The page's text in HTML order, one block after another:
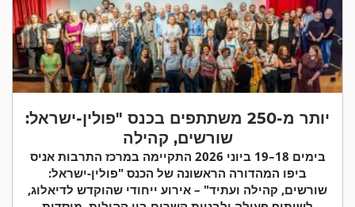
יותר מ-250 משתתפים בכנס "פולין-ישראל:
שורשים, קהילה
בימים 18–19 ביוני 2026 התקיימה במרכז התרבות אניס
ביפו המהדורה הראשונה של הכנס "פולין-ישראל:
שורשים, קהילה ועתיד" – אירוע ייחודי שהוקדש לדיאלוג,